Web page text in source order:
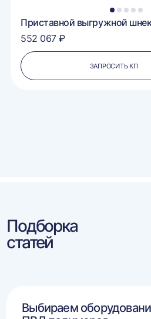
1 2 3 4 5
Приставной выгружной шнек
552 067 ₽
ЗАПРОСИТЬ КП
Подборка
статей
Выбираем